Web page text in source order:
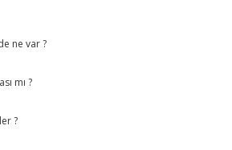
ne var ?
mı ?
?